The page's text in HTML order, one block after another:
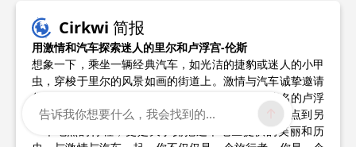
Cirkwi 简报
用激情和汽车探索迷人的里尔和卢浮宫-伦斯
想象一下，乘坐一辆经典汽车，如光洁的捷豹或迷人的小甲
虫，穿梭于里尔的风景如画的街道上。激情与汽车诚挚邀请
您踏上难忘的旅程，探索充满活力的里尔城市和著名的卢浮
宫-伦斯博物馆。这个独特的路线不仅仅是从一个地点到另
一个地点的行程，更是关于拥抱这个地区提供的美丽和历
告诉我你想要什么，我会找到的...